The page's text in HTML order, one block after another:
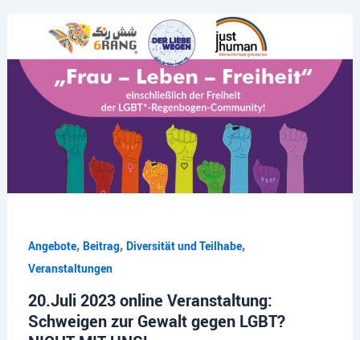
Angebote, Beitrag, Diversität und Teilhabe,
Veranstaltungen
20.Juli 2023 online Veranstaltung:
Schweigen zur Gewalt gegen LGBT?